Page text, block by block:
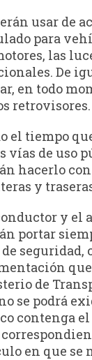
usar de
para
las
De
en todo
retrovisores.
el tiempo
vías de uso
hacerlo
y
y el
portar
de seguridad,
de
se podrá
contenga
en que se